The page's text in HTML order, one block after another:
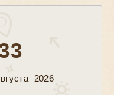
2026